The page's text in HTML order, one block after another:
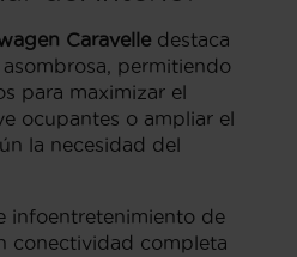
Caravelle destaca
permitiendo
para maximizar el
ocupantes o ampliar el
la necesidad del
infoentretenimiento de
conectividad completa